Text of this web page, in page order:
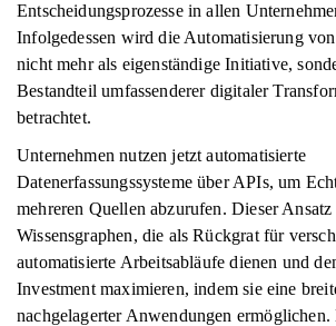
Entscheidungsprozesse in allen
Infolgedessen wird die Automatisierung von
nicht mehr als eigenständige Initiative,
Bestandteil umfassenderer digitaler
betrachtet.
Unternehmen nutzen jetzt automatisierte
Datenerfassungssysteme über APIs, um
mehreren Quellen abzurufen. Dieser
Wissensgraphen, die als Rückgrat für
automatisierte Arbeitsabläufe dienen und
Investment maximieren, indem sie eine
nachgelagerter Anwendungen ermöglichen.